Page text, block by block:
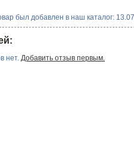
был добавлен в наш каталог:
нет. Добавить отзыв первым.